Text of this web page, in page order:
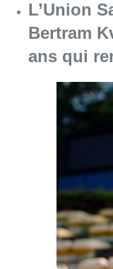
L’Union
Bertram
ans qui